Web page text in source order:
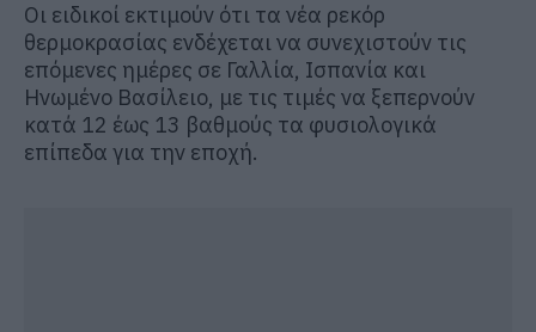
Οι ειδικοί εκτιμούν ότι τα νέα ρεκόρ
θερμοκρασίας ενδέχεται να συνεχιστούν τις
επόμενες ημέρες σε Γαλλία, Ισπανία και
Ηνωμένο Βασίλειο, με τις τιμές να ξεπερνούν
κατά 12 έως 13 βαθμούς τα φυσιολογικά
επίπεδα για την εποχή.